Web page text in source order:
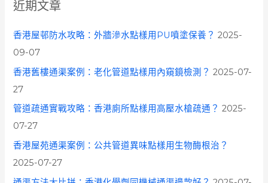
h
f
o
近期文章
香港屋邨防水攻略：外牆滲水點樣用PU噴塗保養？ 2025-
09-07
香港舊樓通渠案例：老化管道點樣用內窺鏡檢測？ 2025-07-
27
管道疏通實戰攻略：香港廁所點樣用高壓水槍疏通？ 2025-
07-27
香港屋苑通渠案例：公共管道異味點樣用生物酶根治？
2025-07-27